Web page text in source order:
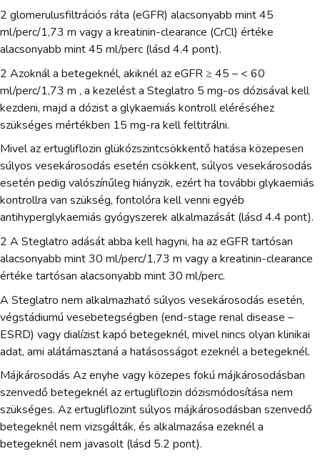
2 glomerulusfiltrációs ráta (eGFR) alacsonyabb mint 45
ml/perc/1,73 m vagy a kreatinin-clearance (CrCl) értéke
alacsonyabb mint 45 ml/perc (lásd 4.4 pont).
2 Azoknál a betegeknél, akiknél az eGFR ≥ 45 – < 60
ml/perc/1,73 m , a kezelést a Steglatro 5 mg-os dózisával kell
kezdeni, majd a dózist a glykaemiás kontroll eléréséhez
szükséges mértékben 15 mg-ra kell feltitrálni.
Mivel az ertugliflozin glükózszintcsökkentő hatása közepesen
súlyos vesekárosodás esetén csökkent, súlyos vesekárosodás
esetén pedig valószínűleg hiányzik, ezért ha további glykaemiás
kontrollra van szükség, fontolóra kell venni egyéb
antihyperglykaemiás gyógyszerek alkalmazását (lásd 4.4 pont).
2 A Steglatro adását abba kell hagyni, ha az eGFR tartósan
alacsonyabb mint 30 ml/perc/1,73 m vagy a kreatinin-clearance
értéke tartósan alacsonyabb mint 30 ml/perc.
A Steglatro nem alkalmazható súlyos vesekárosodás esetén,
végstádiumú vesebetegségben (end-stage renal disease –
ESRD) vagy dialízist kapó betegeknél, mivel nincs olyan klinikai
adat, ami alátámasztaná a hatásosságot ezeknél a betegeknél.
Májkárosodás Az enyhe vagy közepes fokú májkárosodásban
szenvedő betegeknél az ertugliflozin dózismódosítása nem
szükséges. Az ertugliflozint súlyos májkárosodásban szenvedő
betegeknél nem vizsgálták, és alkalmazása ezeknél a
betegeknél nem javasolt (lásd 5.2 pont).